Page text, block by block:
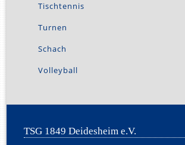
Tischtennis
Turnen
Schach
Volleyball
TSG 1849 Deidesheim e.V.